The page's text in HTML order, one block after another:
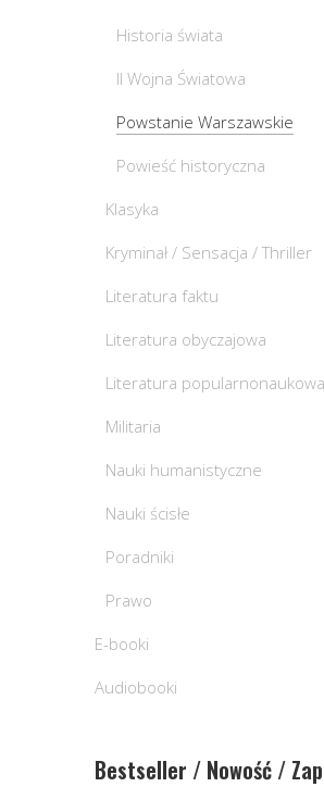
Historia świata
II Wojna Światowa
Powstanie Warszawskie
Powieść historyczna
Klasyka
Kryminał / Sensacja / Thriller
Literatura faktu
Literatura obyczajowa
Literatura popularnonaukowa
Militaria
Nauki humanistyczne
Nauki ścisłe
Poradniki
Prawo
E-booki
Audiobooki
Bestseller / Nowość /